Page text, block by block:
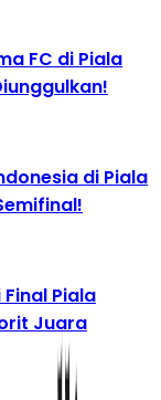
FC di Piala
di Piala
Piala
Juara